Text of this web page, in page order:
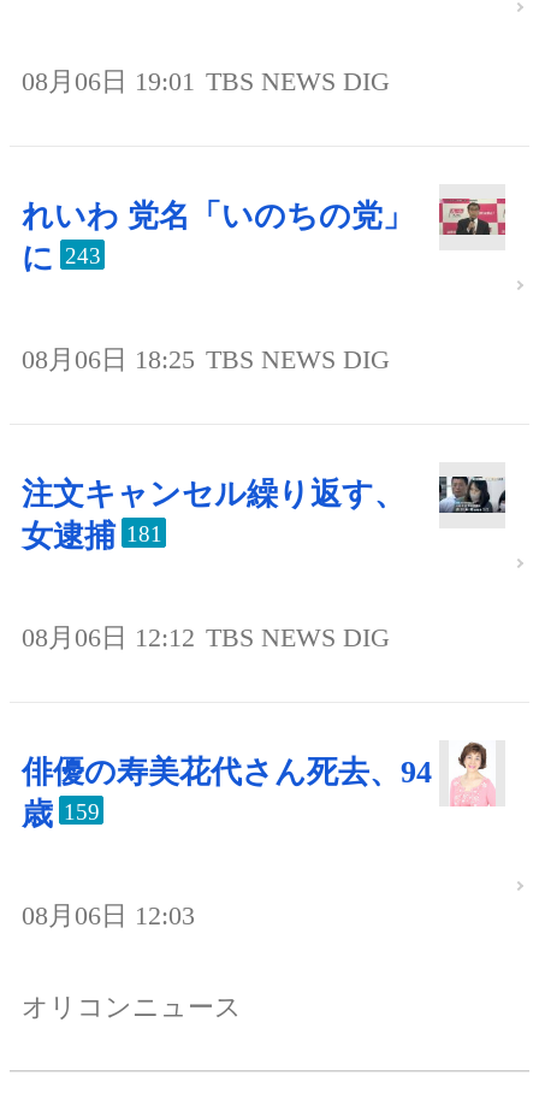
08月06日 19:01 TBS NEWS DIG
れいわ 党名「いのちの党」
に 243
08月06日 18:25 TBS NEWS DIG
注文キャンセル繰り返す、
女逮捕 181
08月06日 12:12 TBS NEWS DIG
俳優の寿美花代さん死去、94
歳 159
08月06日 12:03
オリコンニュース